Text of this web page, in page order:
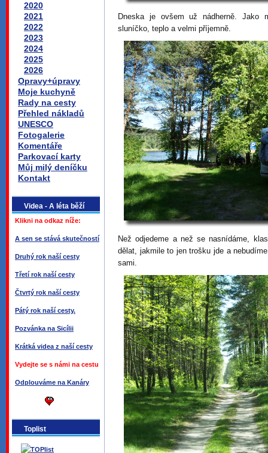
2020
2021
2022
2023
2024
2025
2026
Opravy+úpravy
Moje kuchyně
Rady na cesty
Přehled nákladů
UNESCO
Fotogalerie
Komentáře
Parkovací karty
Můj milý deníčku
Kontakt
Videa - A léta běží
Klikni na odkaz níže:
A sen se stává skutečností
Druhý rok naší cesty
Třetí rok naší cesty
Čtvrtý rok naší cesty
Pátý rok naší cesty.
Pozvánka na Sicílii
Krátká videa z naší cesty
Vydejte se s námi na cestu
Odplouváme na Kanáry
Toplist
Dneska je ovšem už nádherně. Jako
sluníčko, teplo a velmi příjemně.
Než odjedeme a než se nasnídáme,
dělat, jakmile to jen trošku jde a
sami.